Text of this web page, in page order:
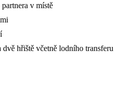
v místě
dvě hřiště včetně lodního transferu